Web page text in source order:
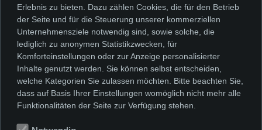
Ladies’ Night
Sonntags-Atelier
Kunstlabor
Mit Baby ins Museum
Erlebnis zu bieten. Dazu zählen Cookies, die für den Betrieb
der Seite und für die Steuerung unserer kommerziellen
Unternehmensziele notwendig sind, sowie solche, die
lediglich zu anonymen Statistikzwecken, für
Komforteinstellungen oder zur Anzeige personalisierter
Inhalte genutzt werden. Sie können selbst entscheiden,
welche Kategorien Sie zulassen möchten. Bitte beachten Sie,
dass auf Basis Ihrer Einstellungen womöglich nicht mehr alle
Funktionalitäten der Seite zur Verfügung stehen.